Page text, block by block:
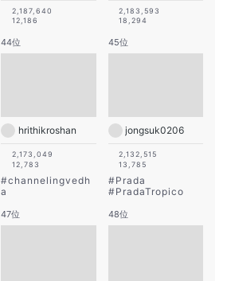
2,187,640
12,186
2,183,593
18,294
44位
hrithikroshan
2,173,049
12,783
#channelingvedh
a
45位
jongsuk0206
2,132,515
13,785
#Prada
#PradaTropico
47位 48位